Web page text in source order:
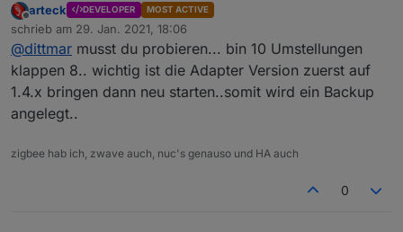
docker auf synology.
ttyASCM0 ist durchgereicht und läuft gut.
Kann ich den neuen Stick hier einfach gegen den alten
ersetzen?
Offline
arteck DEVELOPER MOST ACTIVE
schrieb am 29. Jan. 2021, 18:06
zuletzt editiert von
@dittmar musst du probieren... bin 10 Umstellungen
klappen 8.. wichtig ist die Adapter Version zuerst auf
1.4.x bringen dann neu starten..somit wird ein Backup
angelegt..
zigbee hab ich, zwave auch, nuc's genauso und HA auch
0